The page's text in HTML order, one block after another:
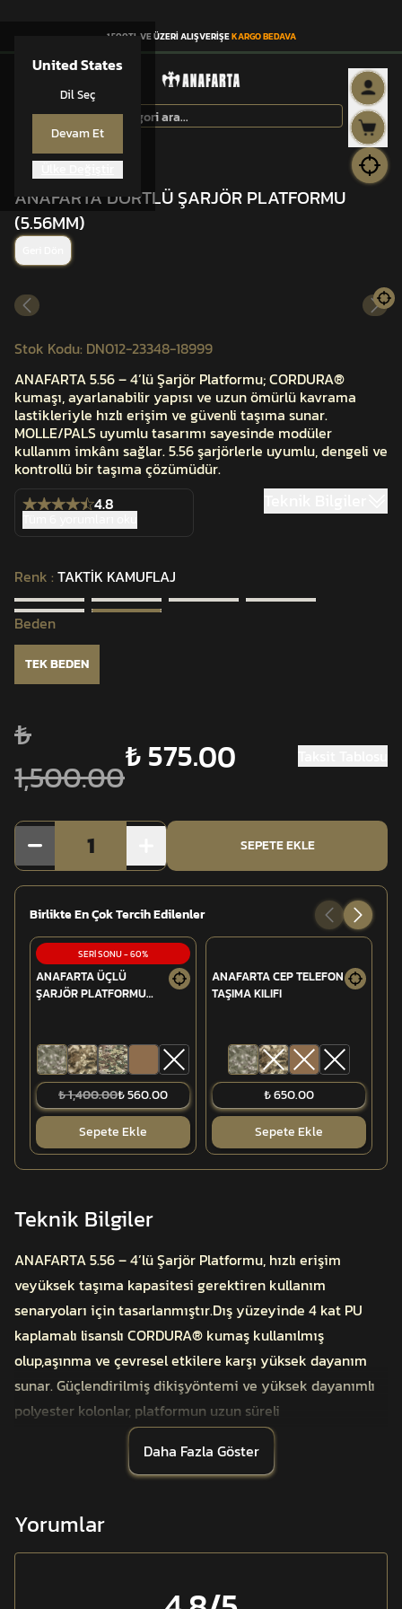
United States
Dil Seç
Devam Et
1.500TL VE ÜZERİ ALIŞVERİŞEKARGO BEDAVA
ANAFARTA® CEP
ANAFARTA DÖRTLÜ ŞARJÖR PLATFORMU
(5.56MM)
Stok Kodu: DN012-23348-18999
ANAFARTA 5.56 – 4’lü Şarjör Platformu; CORDURA®
kumaşı, ayarlanabilir yapısı ve uzun ömürlü kavrama
lastikleriyle hızlı erişim ve güvenli taşıma sunar.
MOLLE/PALS uyumlu tasarımı sayesinde modüler
kullanım imkânı sağlar. 5.56 şarjörlerle uyumlu, dengeli ve
kontrollü bir taşıma çözümüdür.
4.8
Renk : TAKTİK KAMUFLAJ
Beden
TEK BEDEN
₺
1,500.00₺ 575.00
1 SEPETE EKLE
Birlikte En Çok Tercih Edilenler
SERİ SONU-60%
ANAFARTA ÜÇLÜ
ŞARJÖR PLATFORMU
₺ 1,400.00₺ 560.00
Sepete Ekle
ANAFARTA CEP TELEFON
TAŞIMA KILIFI
₺ 650.00
Sepete Ekle
Teknik Bilgiler
ANAFARTA 5.56 – 4’lü Şarjör Platformu, hızlı erişim
veyüksek taşıma kapasitesi gerektiren kullanım
senaryoları için tasarlanmıştır.Dış yüzeyinde 4 kat PU
kaplamalı lisanslı CORDURA® kumaş kullanılmış
olup,aşınma ve çevresel etkilere karşı yüksek dayanım
sunar. Güçlendirilmiş dikişyöntemi ve yüksek dayanımlı
polyester kolonlar, platformun uzun süreli
kullanımperformansını destekler.
İç bölümde yer alan uzun ömürlü kavrama lastikleri ve
cırtyüzeyler, dört adet şarjörün aynı platform üzerinde
güvenli ve sabit şekildetaşınmasını sağlar. Ayarlanabilir
taşıma yapısı, 5.56 çapındaki farklı şarjörtiplerine uyum
gösterirken hareket sırasında oluşabilecek salınımı önler.
Daha Fazla Göster
Yorumlar